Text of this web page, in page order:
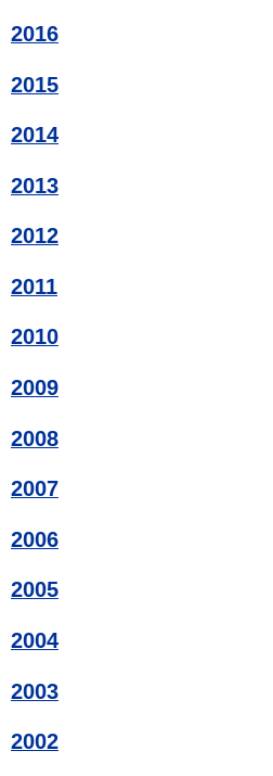
2016
2015
2014
2013
2012
2011
2010
2009
2008
2007
2006
2005
2004
2003
2002